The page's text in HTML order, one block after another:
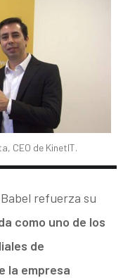
CEO de KinetIT.
refuerza su
como uno de los
de
la empresa